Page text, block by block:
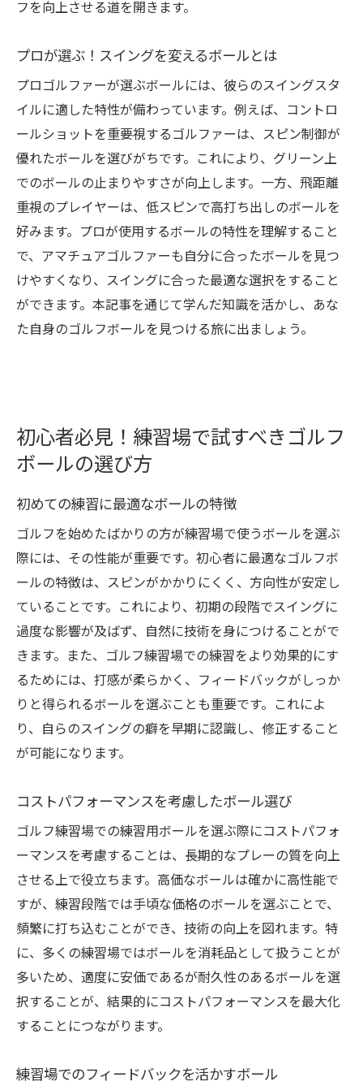
るボール
練習場でのパフォーマンス評価とボール選
び
プロのようなパフォーマンスを目指すボー
ル選び
あなたのゴルフライフに革命を！練習場でのボ
ール選びの極意
ゴルフライフを豊かにするボール選びの基
本
練習と実戦を繋ぐボール選びの考え方
技術向上を後押しするボールの選定
ゴルフの楽しさを倍増させるボール選び
フを向上させる道を開きます。
プロが選ぶ！スイングを変えるボールとは
プロゴルファーが選ぶボールには、彼らのスイングスタ
イルに適した特性が備わっています。例えば、コントロ
ールショットを重要視するゴルファーは、スピン制御が
優れたボールを選びがちです。これにより、グリーン上
でのボールの止まりやすさが向上します。一方、飛距離
重視のプレイヤーは、低スピンで高打ち出しのボールを
好みます。プロが使用するボールの特性を理解すること
で、アマチュアゴルファーも自分に合ったボールを見つ
けやすくなり、スイングに合った最適な選択をすること
ができます。本記事を通じて学んだ知識を活かし、あな
た自身のゴルフボールを見つける旅に出ましょう。
初心者必見！練習場で試すべきゴルフ
ボールの選び方
初めての練習に最適なボールの特徴
ゴルフを始めたばかりの方が練習場で使うボールを選ぶ
際には、その性能が重要です。初心者に最適なゴルフボ
ールの特徴は、スピンがかかりにくく、方向性が安定し
ていることです。これにより、初期の段階でスイングに
過度な影響が及ばず、自然に技術を身につけることがで
きます。また、ゴルフ練習場での練習をより効果的にす
るためには、打感が柔らかく、フィードバックがしっか
りと得られるボールを選ぶことも重要です。これによ
り、自らのスイングの癖を早期に認識し、修正すること
が可能になります。
コストパフォーマンスを考慮したボール選び
ゴルフ練習場での練習用ボールを選ぶ際にコストパフォ
ーマンスを考慮することは、長期的なプレーの質を向上
させる上で役立ちます。高価なボールは確かに高性能で
すが、練習段階では手頃な価格のボールを選ぶことで、
頻繁に打ち込むことができ、技術の向上を図れます。特
に、多くの練習場ではボールを消耗品として扱うことが
多いため、適度に安価であるが耐久性のあるボールを選
択することが、結果的にコストパフォーマンスを最大化
することにつながります。
練習場でのフィードバックを活かすボール